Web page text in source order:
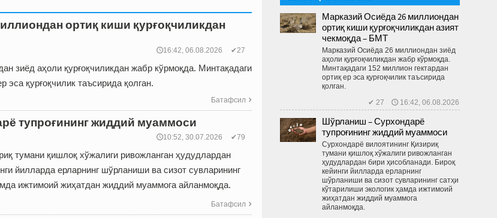
ортиқ киши қурғоқчиликдан
🕔16:42, 06.08.2026 ✔27
зиёд аҳоли қурғоқчиликдан жабр кўрмоқда. Минтақадаги
эса қурғоқчилик таъсирида қолган.
Батафсил 
тупроғининг жиддий муаммоси
🕔10:52, 30.07.2026 ✔79
тумани қишлоқ хўжалиги ривожланган ҳудудлардан
йилларда ерларнинг шўрланиши ва сизот сувларининг
ижтимоий жиҳатдан жиддий муаммога айланмоқда.
Батафсил 
Марказий Осиёда 26 миллиондан
ортиқ киши қурғоқчиликдан азият
чекмоқда – БМТ
Марказий Осиё­да 26 миллиондан зиёд
аҳоли қурғоқчиликдан жабр кўрмоқда.
Минтақадаги 152 миллион гектардан
ортиқ ер эса қурғоқчилик таъсирида
қолган.
✔ 27 🕔 16:42, 06.08.2026
Шўрланиш – Сурхондарё
тупроғининг жиддий муаммоси
Сурхондарё вилоятининг Қизириқ
тумани қишлоқ хўжалиги ривожланган
ҳудудлардан бири ҳисобланади. Бироқ
кейинги йилларда ерларнинг
шўрланиши ва сизот сувларининг сатҳи
кўтарилиши экологик ҳамда ижтимоий
жиҳатдан жиддий муаммога
айланмоқда.